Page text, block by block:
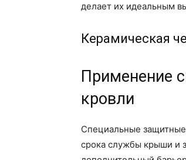
делает их идеальным
Керамическая
Применение
кровли
Специальные
срока службы крыши и